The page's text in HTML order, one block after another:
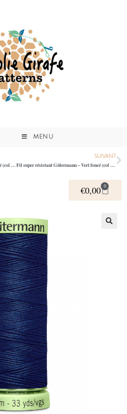
MENU
Fil super résistant Gütermann – Bleu foncé (col 339)
SUIVANT
Fil super résistant Gütermann – Vert foncé (col 472)
€0,00 0